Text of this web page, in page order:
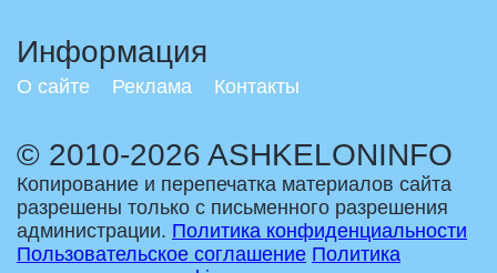
Информация
О сайте Реклама Контакты
© 2010-2026 ASHKELONINFO
Копирование и перепечатка материалов сайта
разрешены только с письменного разрешения
администрации. Политика конфиденциальности
Пользовательское соглашение Политика